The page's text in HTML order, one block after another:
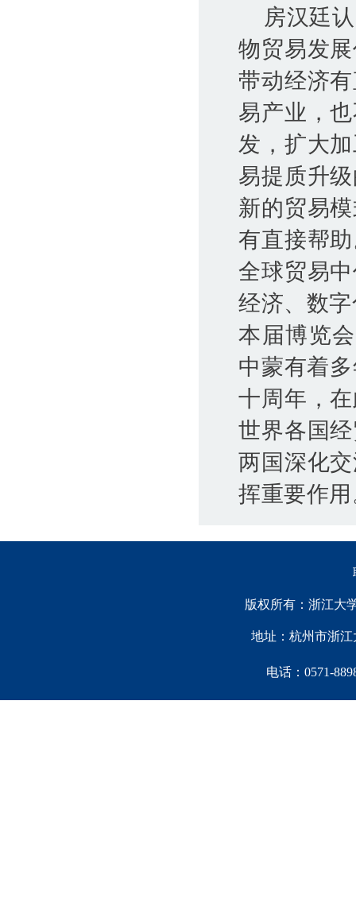
房汉廷
物贸易发
带动经济
易产业，
发，扩大
易提质升
新的贸易
有直接帮
全球贸易
经济、数
本届博览
中蒙有着
十周年，
世界各国
两国深化
挥重要作
版权所有：浙江大
地址：杭州市浙江
电话：0571-